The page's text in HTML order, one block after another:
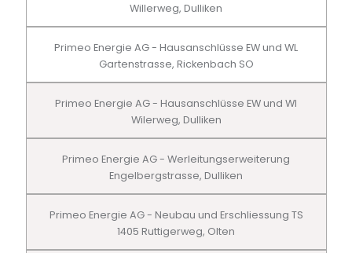
Willerweg, Dulliken
Primeo Energie AG - Hausanschlüsse EW und WL
Gartenstrasse, Rickenbach SO
Primeo Energie AG - Hausanschlüsse EW und Wl
Wilerweg, Dulliken
Primeo Energie AG - Werleitungserweiterung
Engelbergstrasse, Dulliken
Primeo Energie AG - Neubau und Erschliessung TS
1405 Ruttigerweg, Olten